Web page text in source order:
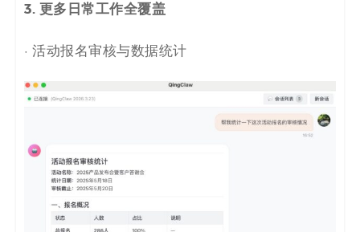
3. 更多日常工作全覆盖
· 活动报名审核与数据统计